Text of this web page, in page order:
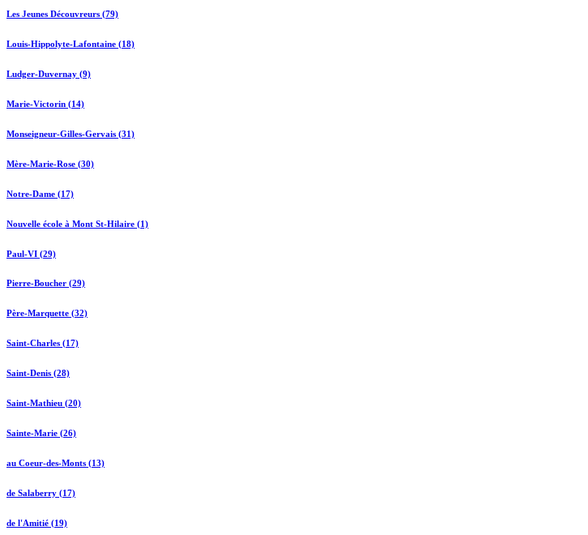
Les Jeunes Découvreurs (79)
Louis-Hippolyte-Lafontaine (18)
Ludger-Duvernay (9)
Marie-Victorin (14)
Monseigneur-Gilles-Gervais (31)
Mère-Marie-Rose (30)
Notre-Dame (17)
Nouvelle école à Mont St-Hilaire (1)
Paul-VI (29)
Pierre-Boucher (29)
Père-Marquette (32)
Saint-Charles (17)
Saint-Denis (28)
Saint-Mathieu (20)
Sainte-Marie (26)
au Coeur-des-Monts (13)
de Salaberry (17)
de l'Amitié (19)